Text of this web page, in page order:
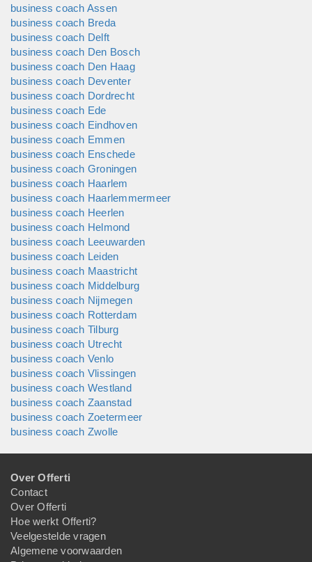
business coach Assen
business coach Breda
business coach Delft
business coach Den Bosch
business coach Den Haag
business coach Deventer
business coach Dordrecht
business coach Ede
business coach Eindhoven
business coach Emmen
business coach Enschede
business coach Groningen
business coach Haarlem
business coach Haarlemmermeer
business coach Heerlen
business coach Helmond
business coach Leeuwarden
business coach Leiden
business coach Maastricht
business coach Middelburg
business coach Nijmegen
business coach Rotterdam
business coach Tilburg
business coach Utrecht
business coach Venlo
business coach Vlissingen
business coach Westland
business coach Zaanstad
business coach Zoetermeer
business coach Zwolle
Over Offerti
Contact
Over Offerti
Hoe werkt Offerti?
Veelgestelde vragen
Algemene voorwaarden